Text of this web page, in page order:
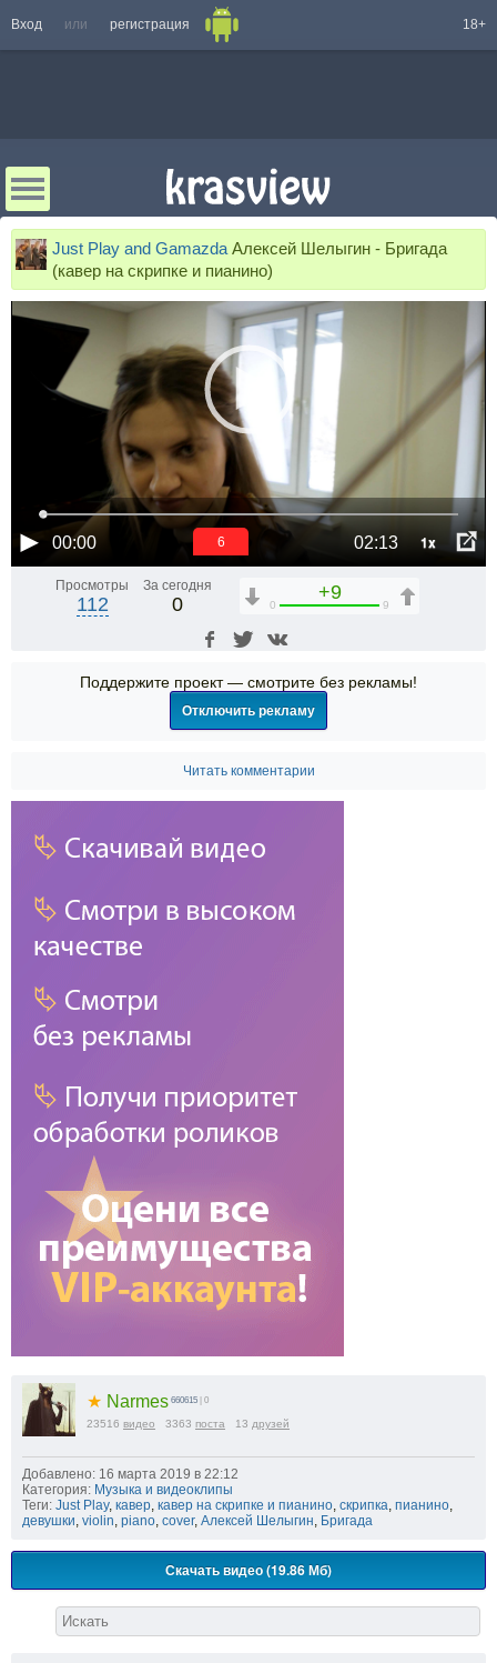
Вход или регистрация 18+
Just Play and Gamazda Алексей Шелыгин - Бригада
(кавер на скрипке и пианино)
00:00 02:13 1x
6
Просмотры
112
За сегодня
0
+9
0 9
Поддержите проект — смотрите без рекламы!
Отключить рекламу
Читать комментарии
★ Narmes 660615 | 0
23516 видео 3363 поста 13 друзей
Добавлено: 16 марта 2019 в 22:12
Категория: Музыка и видеоклипы
Теги: Just Play, кавер, кавер на скрипке и пианино, скрипка, пианино,
девушки, violin, piano, cover, Алексей Шелыгин, Бригада
Скачать видео (19.86 Мб)